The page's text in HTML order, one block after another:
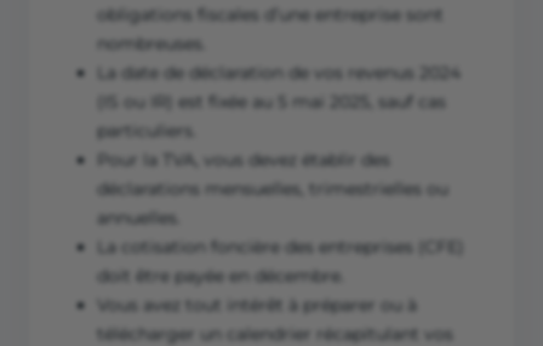
obligations fiscales d’une entreprise sont
nombreuses.
La date de déclaration de vos revenus 2024
(IS ou IR) est fixée au 5 mai 2025, sauf cas
particuliers.
Pour la TVA, vous devez établir des
déclarations mensuelles, trimestrielles ou
annuelles.
La cotisation foncière des entreprises (CFE)
doit être payée en décembre.
Vous avez tout intérêt à préparer ou à
télécharger un calendrier récapitulant vos